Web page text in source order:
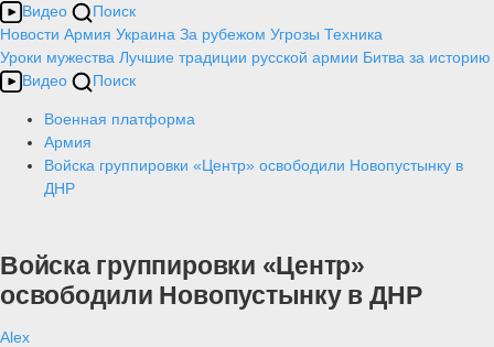
Видео
Поиск
Новости Армия Украина За рубежом Угрозы Техника
Уроки мужества Лучшие традиции русской армии Битва за историю
Видео
Поиск
Военная платформа
Армия
Войска группировки «Центр» освободили Новопустынку в
ДНР
Войска группировки «Центр»
освободили Новопустынку в ДНР
Alex